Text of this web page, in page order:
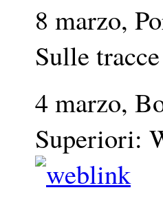
8 marzo,
Sulle
4 marzo,
Superiori: